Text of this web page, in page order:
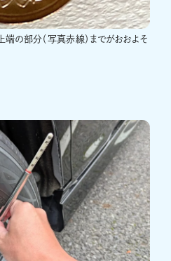
の部分（写真赤線）までがおおよそ